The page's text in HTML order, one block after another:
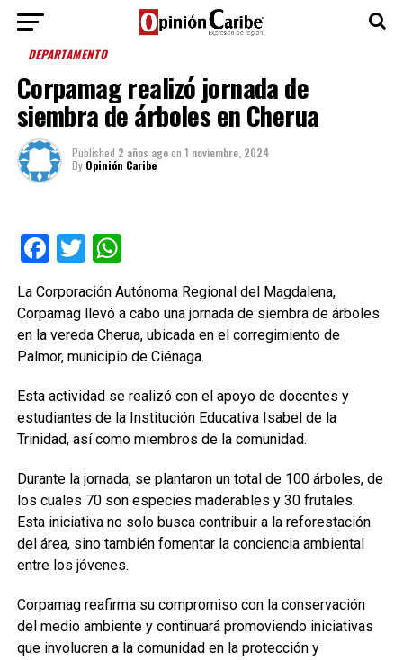
DEPARTAMENTO
Corpamag realizó jornada de
siembra de árboles en Cherua
Published 2 años agoon 1 noviembre, 2024
By Opinión Caribe
Facebook
TwitterWhatsApp
La Corporación Autónoma Regional del Magdalena,
Corpamag llevó a cabo una jornada de siembra de árboles
en la vereda Cherua, ubicada en el corregimiento de
Palmor, municipio de Ciénaga.
Esta actividad se realizó con el apoyo de docentes y
estudiantes de la Institución Educativa Isabel de la
Trinidad, así como miembros de la comunidad.
Durante la jornada, se plantaron un total de 100 árboles, de
los cuales 70 son especies maderables y 30 frutales.
Esta iniciativa no solo busca contribuir a la reforestación
del área, sino también fomentar la conciencia ambiental
entre los jóvenes.
Corpamag reafirma su compromiso con la conservación
del medio ambiente y continuará promoviendo iniciativas
que involucren a la comunidad en la protección y